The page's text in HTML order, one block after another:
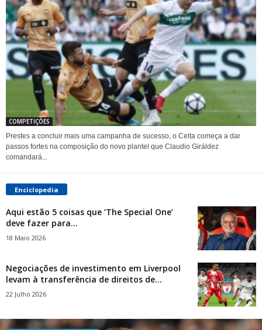
COMPETIÇÕES
Prestes a concluir mais uma campanha de sucesso, o Celta começa a dar
passos fortes na composição do novo plantel que Claudio Giráldez
comandará...
Enciclopedia
Aqui estão 5 coisas que ‘The Special One’
deve fazer para...
18 Maio 2026
Negociações de investimento em Liverpool
levam à transferência de direitos de...
22 Julho 2026